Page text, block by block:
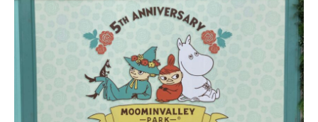
求人情報
よくある質問